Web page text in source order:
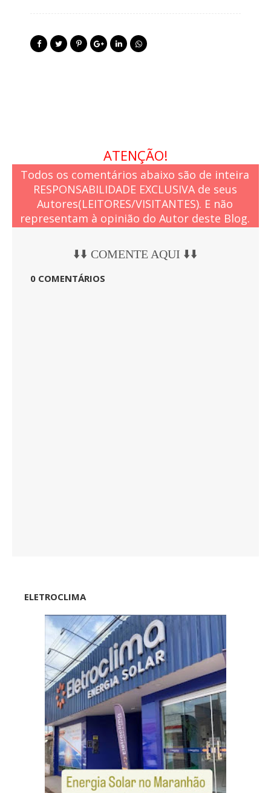
ATENÇÃO!
Todos os comentários abaixo são de inteira
RESPONSABILIDADE EXCLUSIVA de seus
Autores(LEITORES/VISITANTES). E não
representam à opinião do Autor deste Blog.
⬇️⬇️ COMENTE AQUI ⬇️⬇️
0 COMENTÁRIOS
ELETROCLIMA